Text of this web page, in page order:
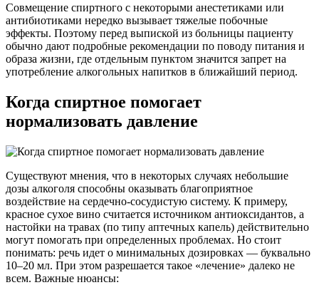
Совмещение спиртного с некоторыми анестетиками или
антибиотиками нередко вызывает тяжелые побочные
эффекты. Поэтому перед выпиской из больницы пациенту
обычно дают подробные рекомендации по поводу питания и
образа жизни, где отдельным пунктом значится запрет на
употребление алкогольных напитков в ближайший период.
Когда спиртное помогает
нормализовать давление
Существуют мнения, что в некоторых случаях небольшие
дозы алкоголя способны оказывать благоприятное
воздействие на сердечно-сосудистую систему. К примеру,
красное сухое вино считается источником антиоксидантов, а
настойки на травах (по типу аптечных капель) действительно
могут помогать при определенных проблемах. Но стоит
понимать: речь идет о минимальных дозировках — буквально
10–20 мл. При этом разрешается такое «лечение» далеко не
всем. Важные нюансы: